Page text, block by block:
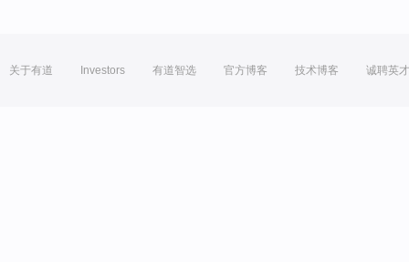
关于有道 Investors 有道智选 官方博客 技术博客 诚聘英才